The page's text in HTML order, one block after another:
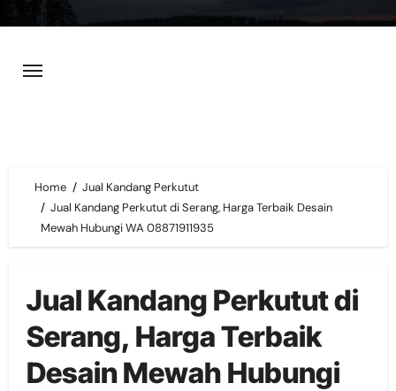
content
Home
Jual Kandang Perkutut
Jual Kandang Perkutut di Serang, Harga Terbaik Desain
Mewah Hubungi WA 08871911935
Jual Kandang Perkutut di
Serang, Harga Terbaik
Desain Mewah Hubungi